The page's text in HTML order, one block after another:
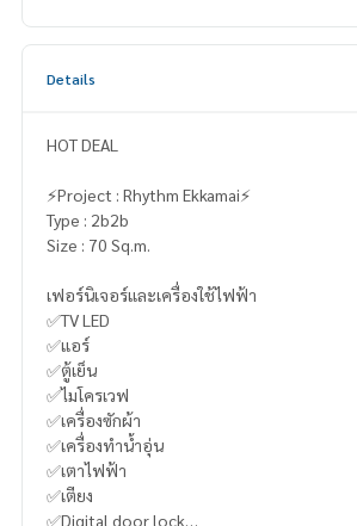
Details
HOT DEAL
⚡️Project : Rhythm Ekkamai⚡️
Type : 2b2b
Size : 70 Sq.m.
เฟอร์นิเจอร์และเครื่องใช้ไฟฟ้า
✅TV LED
✅แอร์
✅ตู้เย็น
✅ไมโครเวฟ
✅เครื่องซักผ้า
✅เครื่องทำน้ำอุ่น
✅เตาไฟฟ้า
✅เตียง
✅Digital door lock